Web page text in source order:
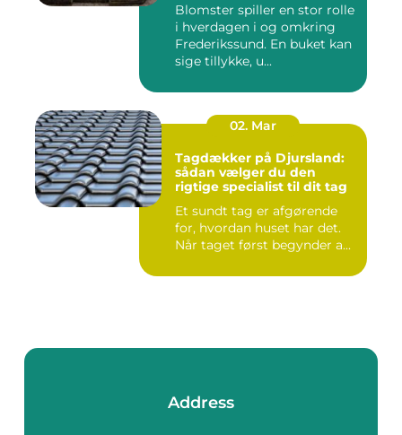
Blomster spiller en stor rolle
i hverdagen i og omkring
Frederikssund. En buket kan
sige tillykke, u...
02. Mar
Tagdækker på Djursland:
sådan vælger du den
rigtige specialist til dit tag
Et sundt tag er afgørende
for, hvordan huset har det.
Når taget først begynder a...
Address